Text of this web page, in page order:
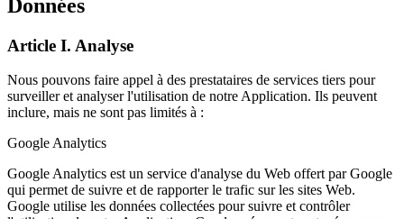
Données
Article I. Analyse
Nous pouvons faire appel à des prestataires de services tiers pour
surveiller et analyser l'utilisation de notre Application. Ils peuvent
inclure, mais ne sont pas limités à :
Google Analytics
Google Analytics est un service d'analyse du Web offert par Google
qui permet de suivre et de rapporter le trafic sur les sites Web.
Google utilise les données collectées pour suivre et contrôler